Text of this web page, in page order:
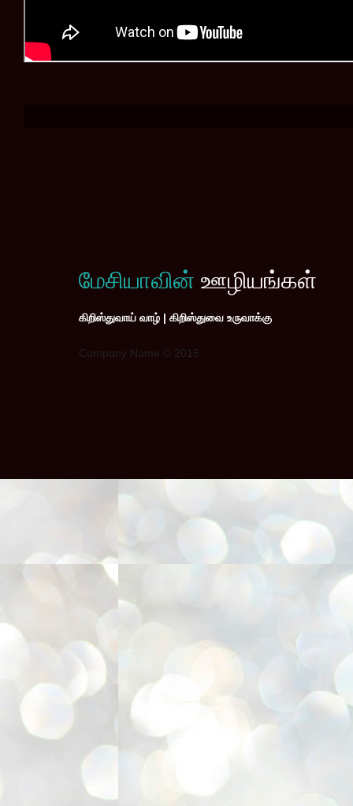
மேசியாவின் ஊழியங்கள்
கிறிஸ்துவாய் வாழ் | கிறிஸ்துவை உருவாக்கு
Company Name © 2015